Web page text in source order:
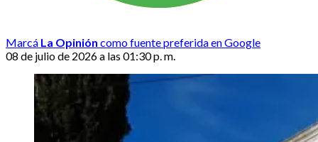
Marcá La Opinión como fuente preferida en Google
08 de julio de 2026 a las 01:30 p. m.